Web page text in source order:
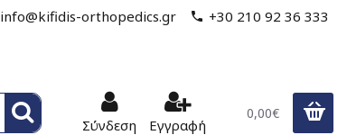
info@kifidis-orthopedics.gr +30 210 92 36 333
Σύνδεση Εγγραφή
0,00€